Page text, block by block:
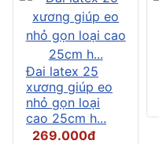
Đai latex 25
xương giúp eo
nhỏ gọn loại
cao 25cm h...
269.000đ